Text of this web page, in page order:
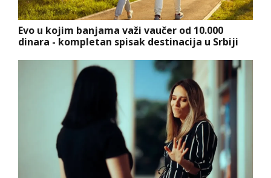
Evo u kojim banjama važi vaučer od 10.000
dinara - kompletan spisak destinacija u Srbiji